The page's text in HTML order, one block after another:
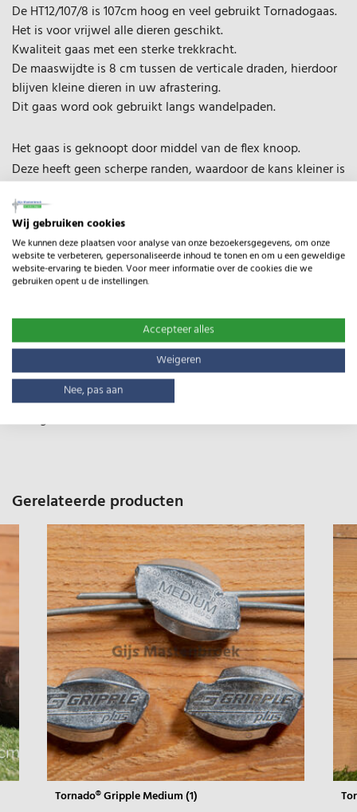
De HT12/107/8 is 107cm hoog en veel gebruikt Tornadogaas.
Het is voor vrijwel alle dieren geschikt.
Kwaliteit gaas met een sterke trekkracht.
De maaswijdte is 8 cm tussen de verticale draden, hierdoor
blijven kleine dieren in uw afrastering.
Dit gaas word ook gebruikt langs wandelpaden.
Het gaas is geknoopt door middel van de flex knoop.
Deze heeft geen scherpe randen, waardoor de kans kleiner is
Type:
HT12/107/8
Gewicht:
Lengte:
50m
Gerelateerde producten
Tornado® Gripple Medium (1)
Wij gebruiken cookies
We kunnen deze plaatsen voor analyse van onze bezoekersgegevens, om onze
website te verbeteren, gepersonaliseerde inhoud te tonen en om u een geweldige
website-ervaring te bieden. Voor meer informatie over de cookies die we
gebruiken opent u de instellingen.
Accepteer alles
Weigeren
Nee, pas aan